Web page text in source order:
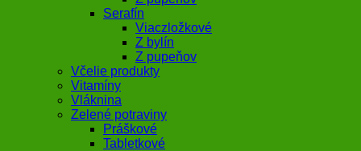
Serafín
Viaczložkové
Z bylín
Z pupeňov
Včelie produkty
Vitamíny
Vláknina
Zelené potraviny
Práškové
Tabletkové